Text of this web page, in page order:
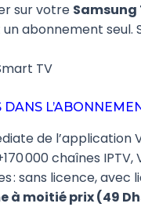
sur votre Samsung
un abonnement seul.
de l’application
000 chaînes IPTV,
: sans licence, avec
à moitié prix (49